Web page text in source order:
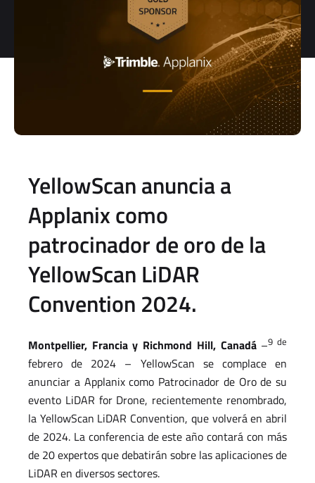
YellowScan anuncia a
Applanix como
patrocinador de oro de la
YellowScan LiDAR
Convention 2024.
Montpellier, Francia y Richmond Hill, Canadá–9 de
febrero de 2024 – YellowScan se complace en
anunciar a Applanix como Patrocinador de Oro de su
evento LiDAR for Drone, recientemente renombrado,
la YellowScan LiDAR Convention, que volverá en abril
de 2024. La conferencia de este año contará con más
de 20 expertos que debatirán sobre las aplicaciones de
LiDAR en diversos sectores.